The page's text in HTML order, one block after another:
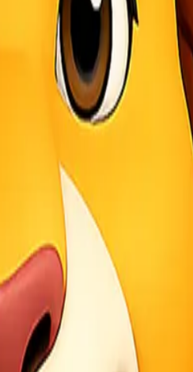
Hal ini termasuk:
besar atau terlalu kecil.
atau kantong udara. Bahan ini akan
pelindung ekstra seperti
bahan pelindung dengan
bersih untuk membersihkan
dengan baik, terutama di